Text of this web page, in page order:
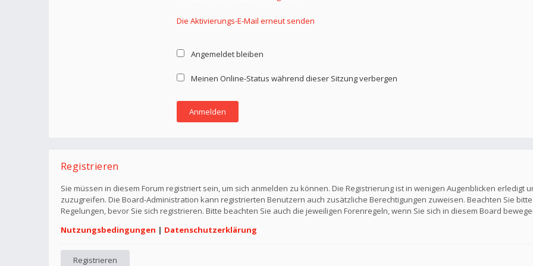
Die Aktivierungs-E-Mail erneut senden
Angemeldet bleiben
Meinen Online-Status während dieser Sitzung verbergen
Registrieren
Sie müssen in diesem Forum registriert sein, um sich anmelden zu können. Die Registrierung ist in wenigen Augenblicken erledigt
zuzugreifen. Die Board-Administration kann registrierten Benutzern auch zusätzliche Berechtigungen zuweisen. Beachten Sie
Regelungen, bevor Sie sich registrieren. Bitte beachten Sie auch die jeweiligen Forenregeln, wenn Sie sich in diesem Board
Nutzungsbedingungen | Datenschutzerklärung
Registrieren